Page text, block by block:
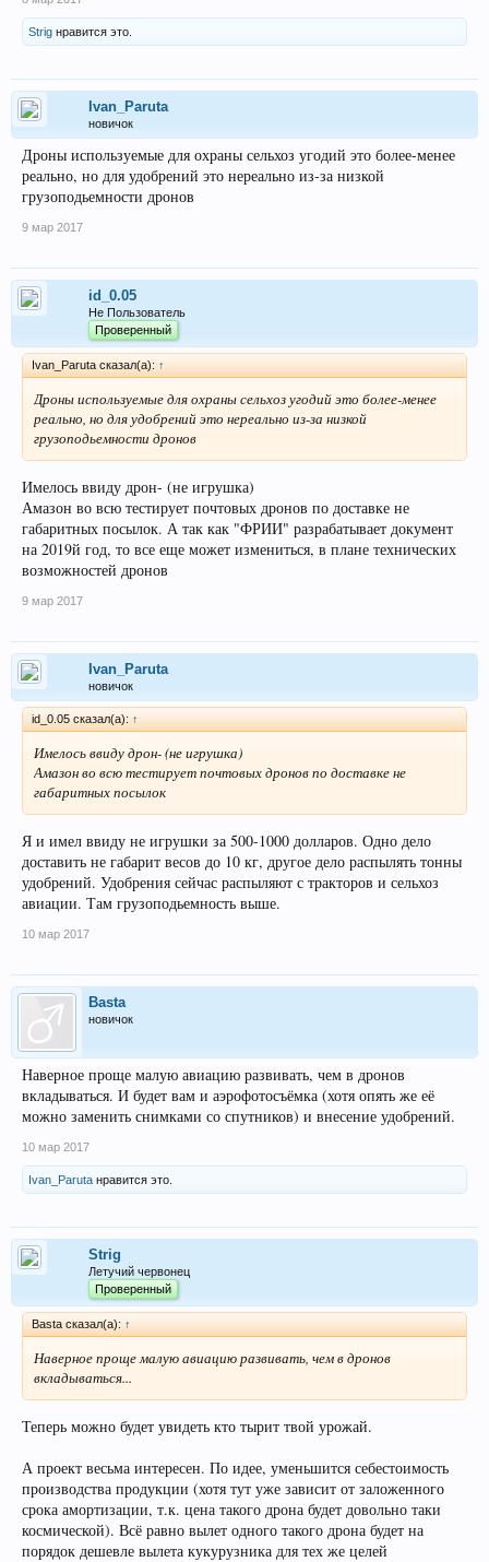
Strig нравится это.
Ivan_Paruta
новичок
Дроны используемые для охраны сельхоз угодий это более-менее
реально, но для удобрений это нереально из-за низкой
грузоподьемности дронов
9 мар 2017
id_0.05
Не Пользователь
Проверенный
Ivan_Paruta сказал(а): ↑
Дроны используемые для охраны сельхоз угодий это более-менее
реально, но для удобрений это нереально из-за низкой
грузоподьемности дронов
Имелось ввиду дрон- (не игрушка)
Амазон во всю тестирует почтовых дронов по доставке не
габаритных посылок. А так как "ФРИИ" разрабатывает документ
на 2019й год, то все еще может измениться, в плане технических
возможностей дронов
9 мар 2017
Ivan_Paruta
новичок
id_0.05 сказал(а): ↑
Имелось ввиду дрон- (не игрушка)
Амазон во всю тестирует почтовых дронов по доставке не
габаритных посылок
Я и имел ввиду не игрушки за 500-1000 долларов. Одно дело
доставить не габарит весов до 10 кг, другое дело распылять тонны
удобрений. Удобрения сейчас распыляют с тракторов и сельхоз
авиации. Там грузоподьемность выше.
10 мар 2017
Basta
новичок
Наверное проще малую авиацию развивать, чем в дронов
вкладываться. И будет вам и аэрофотосъёмка (хотя опять же её
можно заменить снимками со спутников) и внесение удобрений.
10 мар 2017
Ivan_Paruta нравится это.
Strig
Летучий червонец
Проверенный
Basta сказал(а): ↑
Наверное проще малую авиацию развивать, чем в дронов
вкладываться...
Теперь можно будет увидеть кто тырит твой урожай.
А проект весьма интересен. По идее, уменьшится себестоимость
производства продукции (хотя тут уже зависит от заложенного
срока амортизации, т.к. цена такого дрона будет довольно таки
космической). Всё равно вылет одного такого дрона будет на
порядок дешевле вылета кукурузника для тех же целей